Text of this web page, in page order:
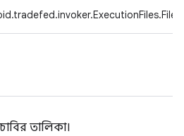
তালিকা।